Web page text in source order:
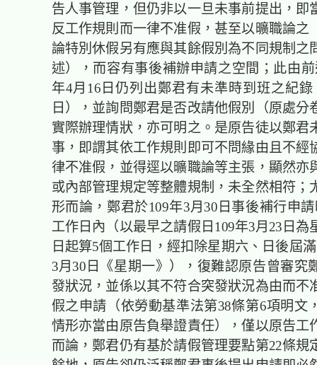
告人事管理，但仍非以一旦未事前提出，即
反工作規則而一律不准假，甚至以曠職論之
論特別休假另有應與其餘假別為不同規制之
述），而容有事後補辦申請之空間；此由
年4月16日仍列出鄭君有未準時到班之紀
日），並詢問鄭君是否改請他假別（原處分
實際辦理情狀，亦可明之。是原告徒以鄭君
事，即謂其依工作規則即可不問緣由且不經
律不准假，並得逕以曠職論等主張，顯然亦
或內部管理規定等整體規制，未全然相符；
形而論，鄭君於109年3月30日事後補行申
工作日內（以最早之請假日109年3月23日為
日起算5個工作日，經扣除星期六、日後屆
3月30日《星期一》），復難認原告曾審究
發狀況，並係以其不符合突發狀況為由而不
假之申請（依勞動基準法第38條第6項明文
情形亦當由原告負舉證責任），僅以原告工
而論，鄭君仍有基於請假管理要點第22條規